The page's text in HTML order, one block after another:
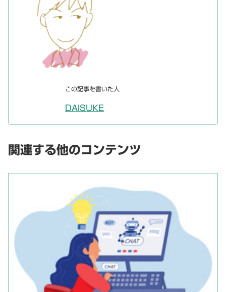
この記事を書いた人
DAISUKE
関連する他のコンテンツ